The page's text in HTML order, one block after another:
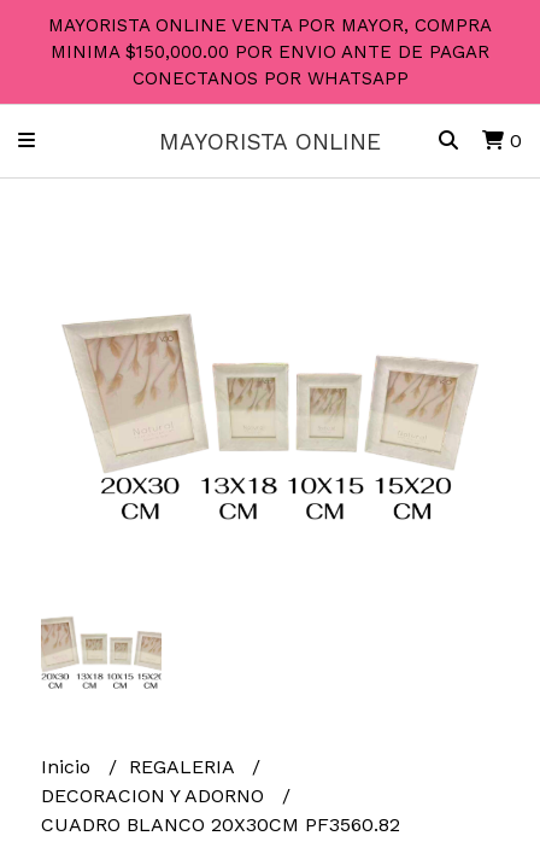
MAYORISTA ONLINE VENTA POR MAYOR, COMPRA
MINIMA $150,000.00 POR ENVIO ANTE DE PAGAR
CONECTANOS POR WHATSAPP
MAYORISTA ONLINE 0
Inicio
REGALERIA
DECORACION Y ADORNO
CUADRO BLANCO 20X30CM PF3560.82